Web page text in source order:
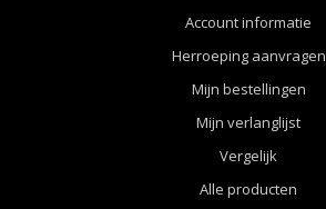
Account informatie
Herroeping aanvragen
Mijn bestellingen
Mijn verlanglijst
Vergelijk
Alle producten